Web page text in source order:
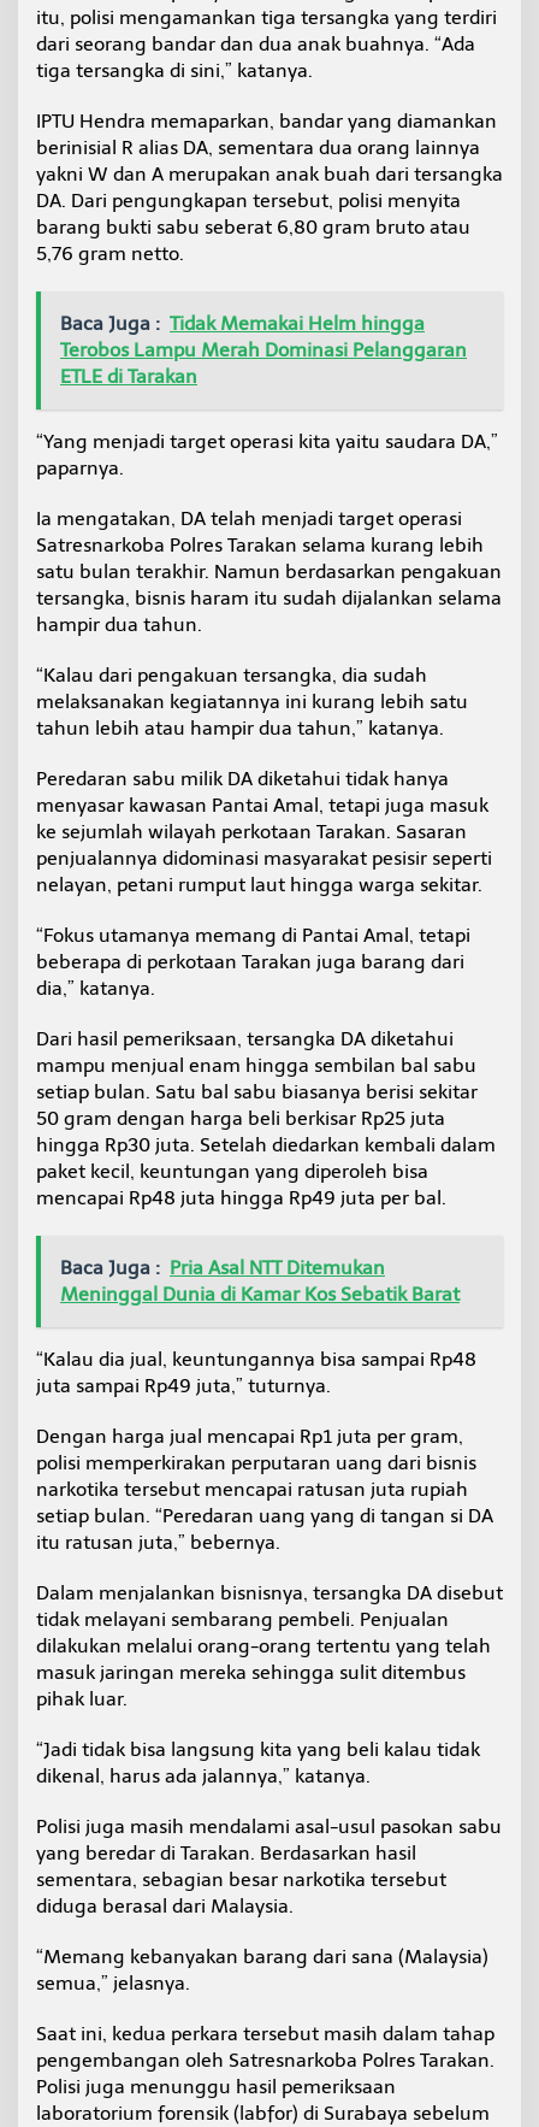
itu, polisi mengamankan tiga tersangka yang terdiri
dari seorang bandar dan dua anak buahnya. “Ada
tiga tersangka di sini,” katanya.
IPTU Hendra memaparkan, bandar yang diamankan
berinisial R alias DA, sementara dua orang lainnya
yakni W dan A merupakan anak buah dari tersangka
DA. Dari pengungkapan tersebut, polisi menyita
barang bukti sabu seberat 6,80 gram bruto atau
5,76 gram netto.
Baca Juga : Tidak Memakai Helm hingga
Terobos Lampu Merah Dominasi Pelanggaran
ETLE di Tarakan
“Yang menjadi target operasi kita yaitu saudara DA,”
paparnya.
Ia mengatakan, DA telah menjadi target operasi
Satresnarkoba Polres Tarakan selama kurang lebih
satu bulan terakhir. Namun berdasarkan pengakuan
tersangka, bisnis haram itu sudah dijalankan selama
hampir dua tahun.
“Kalau dari pengakuan tersangka, dia sudah
melaksanakan kegiatannya ini kurang lebih satu
tahun lebih atau hampir dua tahun,” katanya.
Peredaran sabu milik DA diketahui tidak hanya
menyasar kawasan Pantai Amal, tetapi juga masuk
ke sejumlah wilayah perkotaan Tarakan. Sasaran
penjualannya didominasi masyarakat pesisir seperti
nelayan, petani rumput laut hingga warga sekitar.
“Fokus utamanya memang di Pantai Amal, tetapi
beberapa di perkotaan Tarakan juga barang dari
dia,” katanya.
Dari hasil pemeriksaan, tersangka DA diketahui
mampu menjual enam hingga sembilan bal sabu
setiap bulan. Satu bal sabu biasanya berisi sekitar
50 gram dengan harga beli berkisar Rp25 juta
hingga Rp30 juta. Setelah diedarkan kembali dalam
paket kecil, keuntungan yang diperoleh bisa
mencapai Rp48 juta hingga Rp49 juta per bal.
Baca Juga : Pria Asal NTT Ditemukan
Meninggal Dunia di Kamar Kos Sebatik Barat
“Kalau dia jual, keuntungannya bisa sampai Rp48
juta sampai Rp49 juta,” tuturnya.
Dengan harga jual mencapai Rp1 juta per gram,
polisi memperkirakan perputaran uang dari bisnis
narkotika tersebut mencapai ratusan juta rupiah
setiap bulan. “Peredaran uang yang di tangan si DA
itu ratusan juta,” bebernya.
Dalam menjalankan bisnisnya, tersangka DA disebut
tidak melayani sembarang pembeli. Penjualan
dilakukan melalui orang-orang tertentu yang telah
masuk jaringan mereka sehingga sulit ditembus
pihak luar.
“Jadi tidak bisa langsung kita yang beli kalau tidak
dikenal, harus ada jalannya,” katanya.
Polisi juga masih mendalami asal-usul pasokan sabu
yang beredar di Tarakan. Berdasarkan hasil
sementara, sebagian besar narkotika tersebut
diduga berasal dari Malaysia.
“Memang kebanyakan barang dari sana (Malaysia)
semua,” jelasnya.
Saat ini, kedua perkara tersebut masih dalam tahap
pengembangan oleh Satresnarkoba Polres Tarakan.
Polisi juga menunggu hasil pemeriksaan
laboratorium forensik (labfor) di Surabaya sebelum